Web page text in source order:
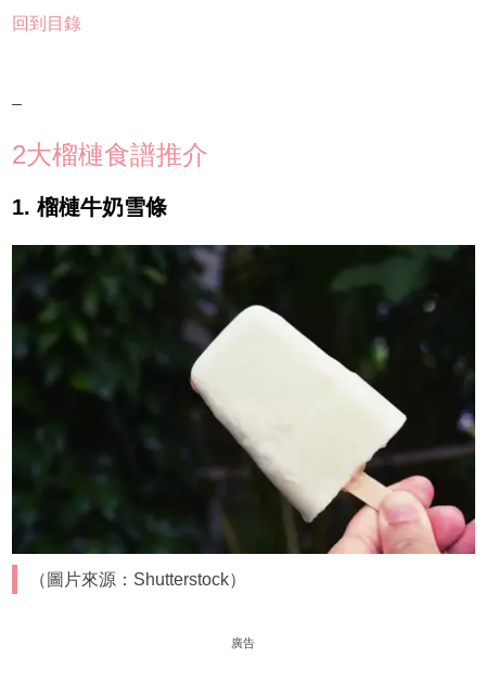
回到目錄
–
2大榴槤食譜推介
1. 榴槤牛奶雪條
（圖片來源：Shutterstock）
廣告